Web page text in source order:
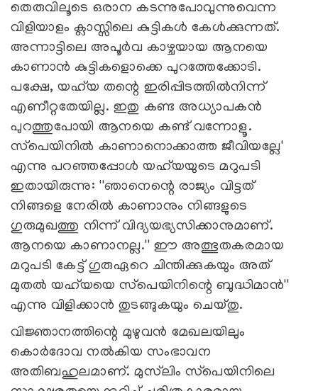
തെരുവിലൂടെ ഒരാന കടന്നുപോവുന്നുവെന്ന
വിളിയാളം ക്ലാസ്സിലെ കുട്ടികള്‍ കേള്‍ക്കുന്നത്.
അന്നാട്ടിലെ അപൂര്‍വ കാഴ്ചയായ ആനയെ
കാണാന്‍ കുട്ടികളൊക്കെ പുറത്തേക്കോടി.
പക്ഷേ, യഹ്‌യ തന്റെ ഇരിപ്പിടത്തില്‍നിന്ന്
എണീറ്റതേയില്ല. ഇതു കണ്ട അധ്യാപകന്‍
പുറത്തുപോയി ആനയെ കണ്ട് വന്നോളൂ.
സ്‌പെയിനില്‍ കാണാനൊക്കാത്ത ജീവിയല്ലേ'
എന്നു പറഞ്ഞപ്പോള്‍ യഹ്‌യയുടെ മറുപടി
ഇതായിരുന്നു: ''ഞാനെന്റെ രാജ്യം വിട്ടത്
നിങ്ങളെ നേരില്‍ കാണാനും നിങ്ങളുടെ
ഗുരുമുഖത്തു നിന്ന് വിദ്യയഭ്യസിക്കാനുമാണ്.
ആനയെ കാണാനല്ല.'' ഈ അത്ഭുതകരമായ
മറുപടി കേട്ട് ഗുരുഏറെ ചിന്തിക്കുകയും അത്
മുതല്‍ യഹ്‌യയെ സ്‌പെയിനിന്റെ ബുദ്ധിമാന്‍''
എന്നു വിളിക്കാന്‍ തുടങ്ങുകയും ചെയ്തു.
വിജ്ഞാനത്തിന്റെ മുഴുവന്‍ മേഖലയിലും
കൊര്‍ദോവ നല്‍കിയ സംഭാവന
അതിബഹുലമാണ്. മുസ്‌ലിം സ്‌പെയിനിലെ